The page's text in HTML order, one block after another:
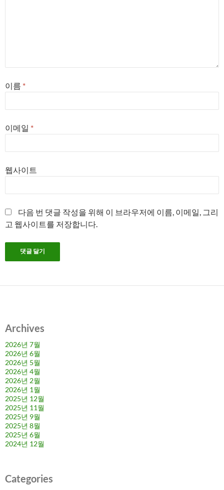
이름 *
이메일 *
웹사이트
다음 번 댓글 작성을 위해 이 브라우저에 이름, 이메일, 그리
고 웹사이트를 저장합니다.
Archives
2026년 7월
2026년 6월
2026년 5월
2026년 4월
2026년 2월
2026년 1월
2025년 12월
2025년 11월
2025년 9월
2025년 8월
2025년 6월
2024년 12월
Categories